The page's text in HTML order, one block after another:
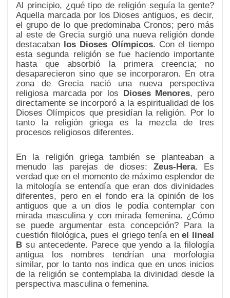
Al principio, ¿qué tipo de religión seguía la gente?
Aquella marcada por los Dioses antiguos, es decir,
el grupo de lo que predominaba Cronos; pero más
al este de Grecia surgió una nueva religión donde
destacaban los Dioses Olímpicos. Con el tiempo
esta segunda religión se fue haciendo importante
hasta que absorbió la primera creencia; no
desaparecieron sino que se incorporaron. En otra
zona de Grecia nació una nueva perspectiva
religiosa marcada por los Dioses Menores, pero
directamente se incorporó a la espiritualidad de los
Dioses Olímpicos que presidían la religión. Por lo
tanto la religión griega es la mezcla de tres
procesos religiosos diferentes.
En la religión griega también se planteaban a
menudo las parejas de dioses: Zeus-Hera. Es
verdad que en el momento de máximo esplendor de
la mitología se entendía que eran dos divinidades
diferentes, pero en el fondo era la opinión de los
antiguos que a un dios le podía contemplar con
mirada masculina y con mirada femenina. ¿Cómo
se puede argumentar esta concepción? Para la
cuestión filológica, pues el griego tenía enel lineal
B su antecedente. Parece que yendo a la filología
antigua los nombres tendrían una morfología
similar, por lo tanto nos indica que en unos inicios
de la religión se contemplaba la divinidad desde la
perspectiva masculina o femenina.